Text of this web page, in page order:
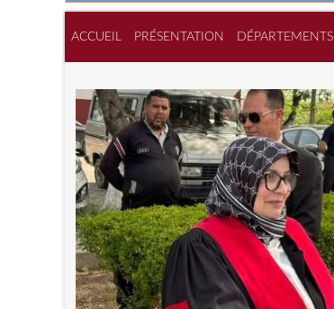
ACCUEIL PRÉSENTATION DÉPARTEMENTS